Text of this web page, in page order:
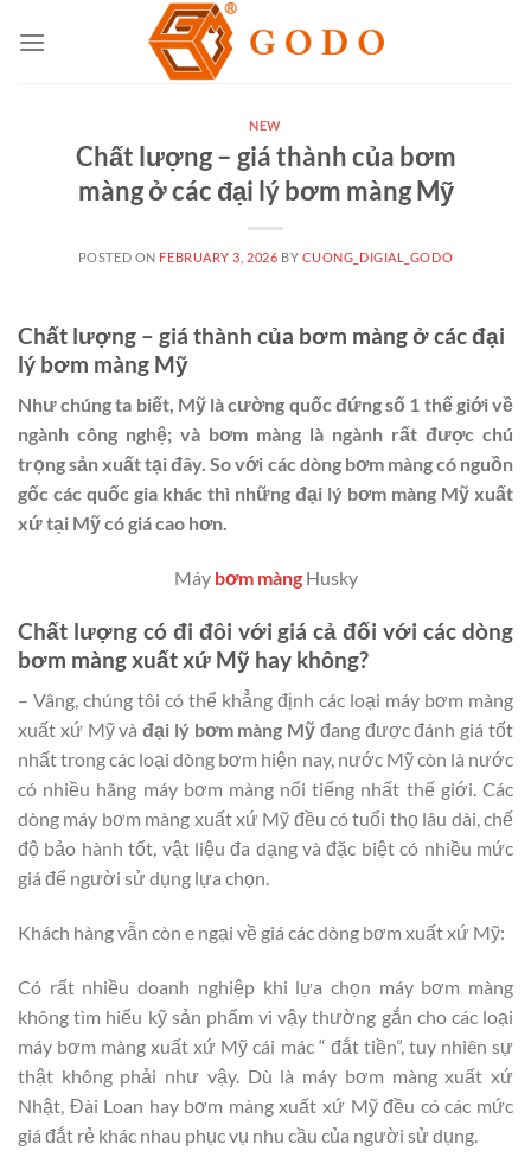
NEW
Chất lượng – giá thành của bơm
màng ở các đại lý bơm màng Mỹ
POSTED ON FEBRUARY 3, 2026 BY CUONG_DIGIAL_GODO
Chất lượng – giá thành của bơm màng ở các đại
lý bơm màng Mỹ
Như chúng ta biết, Mỹ là cường quốc đứng số 1 thế giới về
ngành công nghệ; và bơm màng là ngành rất được chú
trọng sản xuất tại đây. So với các dòng bơm màng có nguồn
gốc các quốc gia khác thì những đại lý bơm màng Mỹ xuất
xứ tại Mỹ có giá cao hơn.
Máy bơm màngHusky
Chất lượng có đi đôi với giá cả đối với các dòng
bơm màng xuất xứ Mỹ hay không?
– Vâng, chúng tôi có thể khẳng định các loại máy bơm màng
xuất xứ Mỹ và đại lý bơm màng Mỹ đang được đánh giá tốt
nhất trong các loại dòng bơm hiện nay, nước Mỹ còn là nước
có nhiều hãng máy bơm màng nổi tiếng nhất thế giới. Các
dòng máy bơm màng xuất xứ Mỹ đều có tuổi thọ lâu dài, chế
độ bảo hành tốt, vật liệu đa dạng và đặc biệt có nhiều mức
giá để người sử dụng lựa chọn.
Khách hàng vẫn còn e ngại về giá các dòng bơm xuất xứ Mỹ:
Có rất nhiều doanh nghiệp khi lựa chọn máy bơm màng
không tìm hiểu kỹ sản phẩm vì vậy thường gắn cho các loại
máy bơm màng xuất xứ Mỹ cái mác “ đắt tiền”, tuy nhiên sự
thật không phải như vậy. Dù là máy bơm màng xuất xứ
Nhật, Đài Loan hay bơm màng xuất xứ Mỹ đều có các mức
giá đắt rẻ khác nhau phục vụ nhu cầu của người sử dụng.